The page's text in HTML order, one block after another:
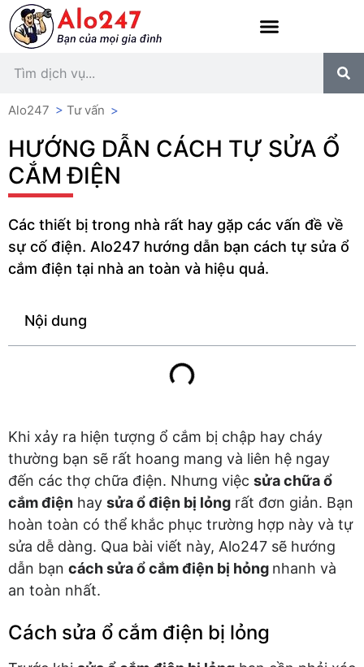
Alo247 > Tư vấn >
HƯỚNG DẪN CÁCH TỰ SỬA Ổ
CẮM ĐIỆN
Các thiết bị trong nhà rất hay gặp các vấn đề về
sự cố điện. Alo247 hướng dẫn bạn cách tự sửa ổ
cắm điện tại nhà an toàn và hiệu quả.
Nội dung
Khi xảy ra hiện tượng ổ cắm bị chập hay cháy
thường bạn sẽ rất hoang mang và liên hệ ngay
đến các thợ chữa điện. Nhưng việc sửa chữa ổ
cắm điện hay sửa ổ điện bị lỏng rất đơn giản. Bạn
hoàn toàn có thể khắc phục trường hợp này và tự
sửa dễ dàng. Qua bài viết này, Alo247 sẽ hướng
dẫn bạn cách sửa ổ cắm điện bị hỏng nhanh và
an toàn nhất.
Cách sửa ổ cắm điện bị lỏng